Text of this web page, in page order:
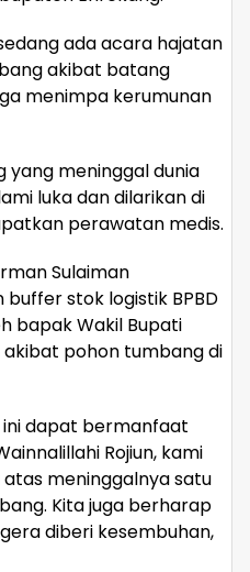
ada acara hajatan
akibat batang
menimpa kerumunan
yang meninggal dunia
luka dan dilarikan di
perawatan medis.
Sulaiman
stok logistik BPBD
bapak Wakil Bupati
pohon tumbang di
dapat bermanfaat
Rojiun, kami
meninggalnya satu
Kita juga berharap
diberi kesembuhan,